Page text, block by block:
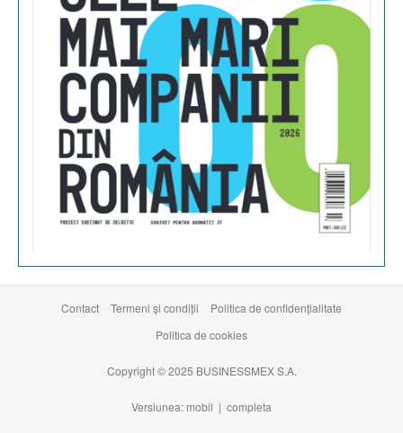
Contact Termeni şi condiţii
Politica de confidențialitate
Politica de cookies
Copyright © 2025 BUSINESSMEX S.A.
Versiunea: mobil | completa